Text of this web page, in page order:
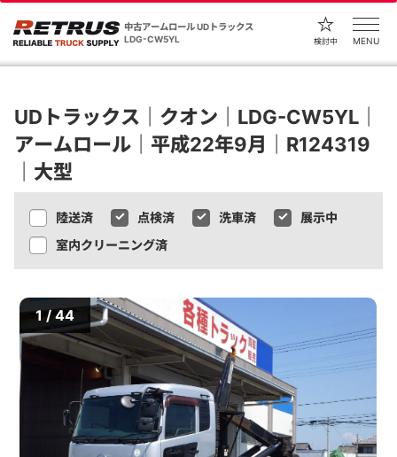
中古アームロール UDトラックス
LDG-CW5YL
検討中 MENU
UDトラックス｜クオン｜LDG-CW5YL｜
アームロール｜平成22年9月｜R124319
｜大型
陸送済 点検済 洗車済
展示中
室内クリーニング済
1 / 44